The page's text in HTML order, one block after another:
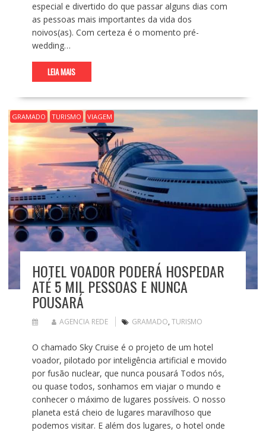
especial e divertido do que passar alguns dias com
as pessoas mais importantes da vida dos
noivos(as). Com certeza é o momento pré-
wedding…
LEIA MAIS
GRAMADO TURISMO VIAGEM
HOTEL VOADOR PODERÁ HOSPEDAR
ATÉ 5 MIL PESSOAS E NUNCA
POUSARÁ
AGENCIA REDE GRAMADO, TURISMO
O chamado Sky Cruise é o projeto de um hotel
voador, pilotado por inteligência artificial e movido
por fusão nuclear, que nunca pousará Todos nós,
ou quase todos, sonhamos em viajar o mundo e
conhecer o máximo de lugares possíveis. O nosso
planeta está cheio de lugares maravilhoso que
podemos visitar. E além dos lugares, o hotel onde